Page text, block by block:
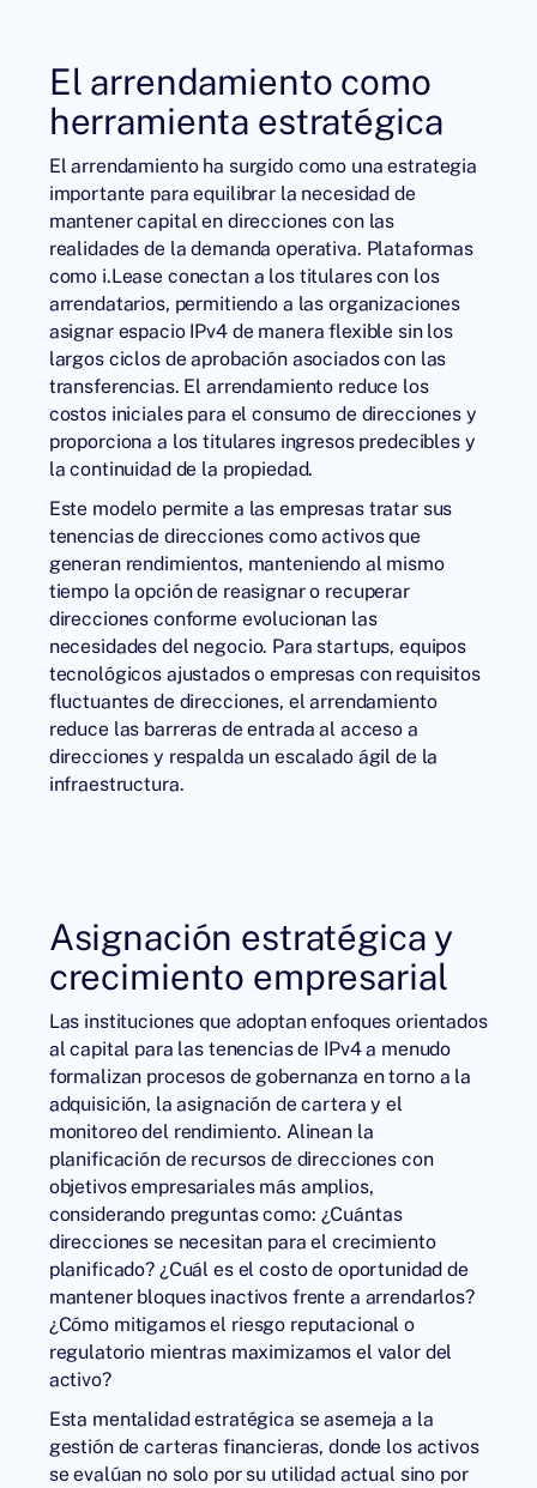
El arrendamiento como
herramienta estratégica
El arrendamiento ha surgido como una estrategia
importante para equilibrar la necesidad de
mantener capital en direcciones con las
realidades de la demanda operativa. Plataformas
como i.Lease conectan a los titulares con los
arrendatarios, permitiendo a las organizaciones
asignar espacio IPv4 de manera flexible sin los
largos ciclos de aprobación asociados con las
transferencias. El arrendamiento reduce los
costos iniciales para el consumo de direcciones y
proporciona a los titulares ingresos predecibles y
la continuidad de la propiedad.
Este modelo permite a las empresas tratar sus
tenencias de direcciones como activos que
generan rendimientos, manteniendo al mismo
tiempo la opción de reasignar o recuperar
direcciones conforme evolucionan las
necesidades del negocio. Para startups, equipos
tecnológicos ajustados o empresas con requisitos
fluctuantes de direcciones, el arrendamiento
reduce las barreras de entrada al acceso a
direcciones y respalda un escalado ágil de la
infraestructura.
Asignación estratégica y
crecimiento empresarial
Las instituciones que adoptan enfoques orientados
al capital para las tenencias de IPv4 a menudo
formalizan procesos de gobernanza en torno a la
adquisición, la asignación de cartera y el
monitoreo del rendimiento. Alinean la
planificación de recursos de direcciones con
objetivos empresariales más amplios,
considerando preguntas como: ¿Cuántas
direcciones se necesitan para el crecimiento
planificado? ¿Cuál es el costo de oportunidad de
mantener bloques inactivos frente a arrendarlos?
¿Cómo mitigamos el riesgo reputacional o
regulatorio mientras maximizamos el valor del
activo?
Esta mentalidad estratégica se asemeja a la
gestión de carteras financieras, donde los activos
se evalúan no solo por su utilidad actual sino por